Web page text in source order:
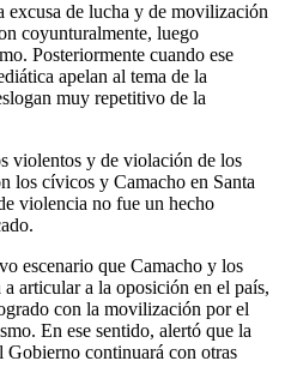
excusa de lucha y de movilización
coyunturalmente, luego
Posteriormente cuando ese
apelan al tema de la
muy repetitivo de la
violentos y de violación de los
los cívicos y Camacho en Santa
violencia no fue un hecho
escenario que Camacho y los
articular a la oposición en el país,
con la movilización por el
En ese sentido, alertó que la
continuará con otras